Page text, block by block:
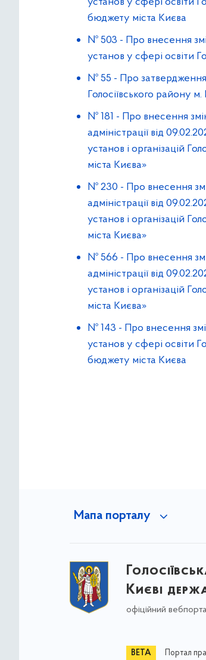
бюджету міста Києва
№ 503 - Про внесення
установ у сфері освіти
№ 55 - Про затвердження
Голосіївського району
№ 181 - Про внесення
адміністрації від
установ і організацій
міста Києва»
№ 230 - Про внесення
адміністрації від
установ і організацій
міста Києва»
№ 566 - Про внесення
адміністрації від
установ і організацій
міста Києва»
№ 143 - Про внесення
установ у сфері освіти
бюджету міста Києва
Мапа порталу
Києві
офіційний
Портал